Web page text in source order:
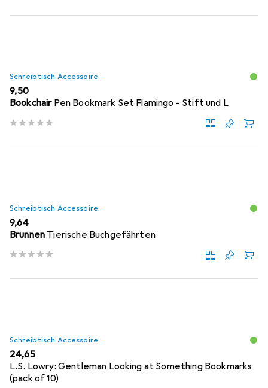
Schreibtisch Accessoire
EUR
9,50
Bookchair Pen Bookmark Set Flamingo - Stift und L
Schreibtisch Accessoire
EUR
9,64
Brunnen Tierische Buchgefährten
Schreibtisch Accessoire
EUR
24,65
L.S. Lowry: Gentleman Looking at Something Bookmarks
(pack of 10)